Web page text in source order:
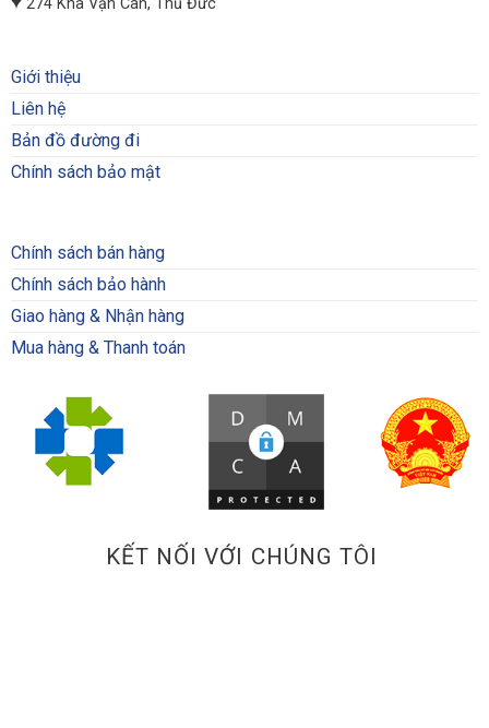
274 Kha Vạn Cân, Thủ Đức
Giới thiệu
Liên hệ
Bản đồ đường đi
Chính sách bảo mật
Chính sách bán hàng
Chính sách bảo hành
Giao hàng & Nhận hàng
Mua hàng & Thanh toán
KẾT NỐI VỚI CHÚNG TÔI